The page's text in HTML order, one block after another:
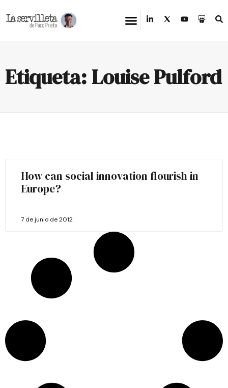
Etiqueta: Louise Pulford
How can social innovation flourish in
Europe?
7 de junio de 2012